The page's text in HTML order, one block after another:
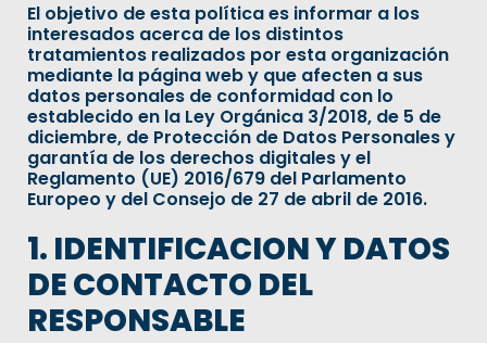
El objetivo de esta política es informar a los
interesados acerca de los distintos
tratamientos realizados por esta organización
mediante la página web y que afecten a sus
datos personales de conformidad con lo
establecido en la Ley Orgánica 3/2018, de 5 de
diciembre, de Protección de Datos Personales y
garantía de los derechos digitales y el
Reglamento (UE) 2016/679 del Parlamento
Europeo y del Consejo de 27 de abril de 2016.
1. IDENTIFICACION Y DATOS
DE CONTACTO DEL
RESPONSABLE